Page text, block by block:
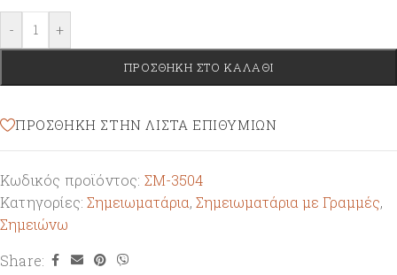
- +
ΠΡΟΣΘΉΚΗ ΣΤΟ ΚΑΛΆΘΙ
ΠΡΌΣΘΉΚΗ ΣΤΗΝ ΛΊΣΤΑ ΕΠΙΘΥΜΙΏΝ
Κωδικός προϊόντος: ΣΜ-3504
Κατηγορίες: Σημειωματάρια, Σημειωματάρια με Γραμμές,
Σημειώνω
Share: